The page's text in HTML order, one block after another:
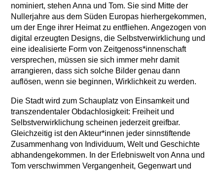
nominiert, stehen Anna und Tom. Sie sind Mitte der
Nullerjahre aus dem Süden Europas hierhergekommen,
um der Enge ihrer Heimat zu entfliehen. Angezogen von
digital erzeugten Designs, die Selbstverwirklichung und
eine idealisierte Form von Zeitgenoss*innenschaft
versprechen, müssen sie sich immer mehr damit
arrangieren, dass sich solche Bilder genau dann
auflösen, wenn sie beginnen, Wirklichkeit zu werden.
Die Stadt wird zum Schauplatz von Einsamkeit und
transzendentaler Obdachlosigkeit: Freiheit und
Selbstverwirklichung scheinen jederzeit greifbar.
Gleichzeitig ist den Akteur*innen jeder sinnstiftende
Zusammenhang von Individuum, Welt und Geschichte
abhandengekommen. In der Erlebniswelt von Anna und
Tom verschwimmen Vergangenheit, Gegenwart und